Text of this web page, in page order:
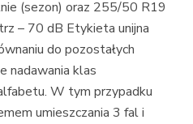
(sezon) oraz 255/50 R19
– 70 dB Etykieta unijna
do pozostałych
nadawania klas
W tym przypadku
umieszczania 3 fal i